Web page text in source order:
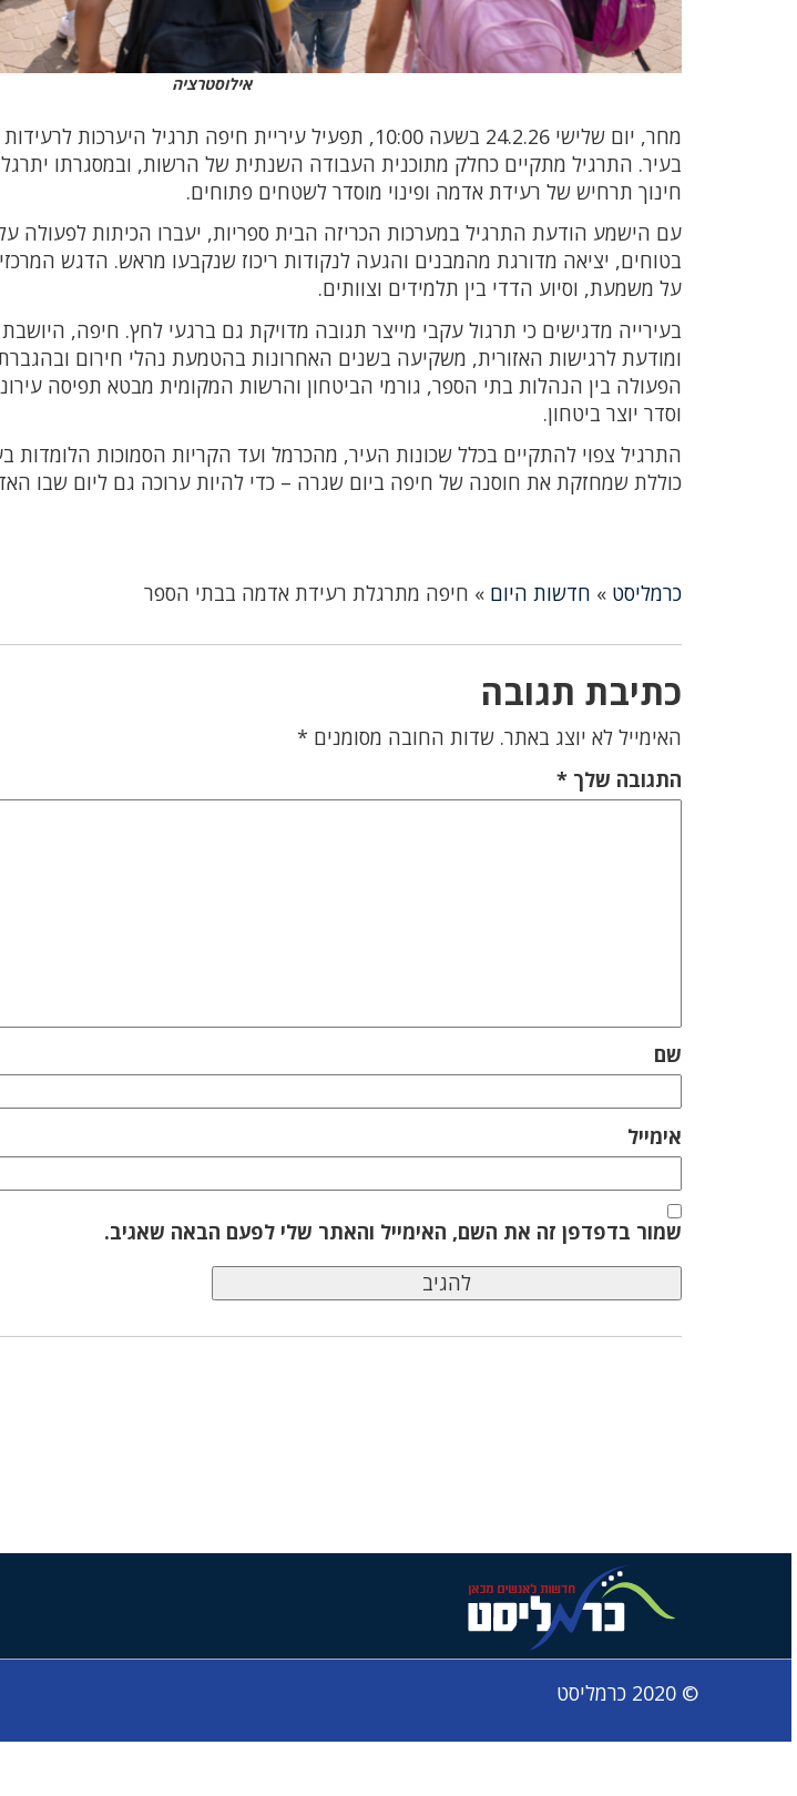
אילוסטרציה
מחר, יום שלישי 24.2.26 בשעה 10:00, תפעיל עיריית חיפה תרגיל
בעיר. התרגיל מתקיים כחלק מתוכנית העבודה השנתית של הרשות, ובמסגרתו
חינוך תרחיש של רעידת אדמה ופינוי מוסדר לשטחים פתוחים.
עם הישמע הודעת התרגיל במערכות הכריזה הבית ספריות, יעברו הכיתות לפעולה
בטוחים, יציאה מדורגת מהמבנים והגעה לנקודות ריכוז שנקבעו מראש. הדגש
על משמעת, וסיוע הדדי בין תלמידים וצוותים.
בעירייה מדגישים כי תרגול עקבי מייצר תגובה מדויקת גם ברגעי לחץ. חיפה,
ומודעת לרגישות האזורית, משקיעה בשנים האחרונות בהטמעת נהלי חירום
הפעולה בין הנהלות בתי הספר, גורמי הביטחון והרשות המקומית מבטא תפיסה
וסדר יוצר ביטחון.
התרגיל צפוי להתקיים בכלל שכונות העיר, מהכרמל ועד הקריות הסמוכות הלומדות
כוללת שמחזקת את חוסנה של חיפה ביום שגרה – כדי להיות ערוכה גם ליום שבו
כרמליסט » חדשות היום » חיפה מתרגלת רעידת אדמה בבתי הספר
כתיבת תגובה
האימייל לא יוצג באתר. שדות החובה מסומנים *
התגובה שלך*
שם
אימייל
שמור בדפדפן זה את השם, האימייל והאתר שלי לפעם הבאה שאגיב.
© 2020 כרמליסט